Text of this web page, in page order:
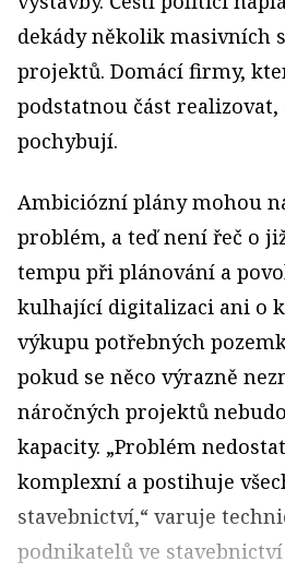
dekády několik masivních
projektů. Domácí firmy,
podstatnou část
pochybují.
Ambiciózní plány mohou
problém, a teď není řeč o
tempu při plánování a
kulhající digitalizaci ani o
výkupu potřebných
pokud se něco výrazně
náročných projektů
kapacity. „Problém
komplexní a postihuje
stavebnictví,“ varuje
podnikatelů ve stavebnictví